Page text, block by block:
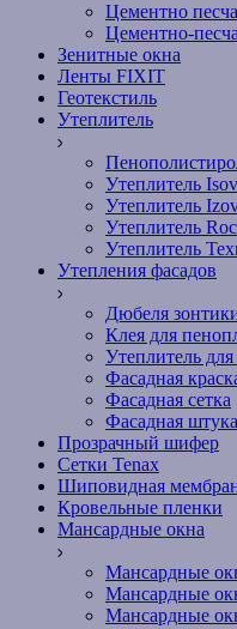
Цементно
Цементно-
Зенитные окна
Ленты FIXIT
Геотекстиль
Утеплитель
Утеплитель
Утеплитель
Утеплитель
Утеплитель
Утепления фасадов
Дюбеля
Клея для
Утеплитель для
Фасадная
Фасадная сетка
Фасадная
Прозрачный шифер
Сетки Tenax
Шиповидная
Кровельные пленки
Мансардные окна
Мансардные
Мансардные
Мансардные